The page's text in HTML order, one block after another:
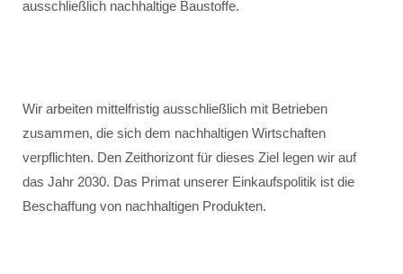
ausschließlich nachhaltige Baustoffe.
Wir arbeiten mittelfristig ausschließlich mit Betrieben
zusammen, die sich dem nachhaltigen Wirtschaften
verpflichten. Den Zeithorizont für dieses Ziel legen wir auf
das Jahr 2030. Das Primat unserer Einkaufspolitik ist die
Beschaffung von nachhaltigen Produkten.